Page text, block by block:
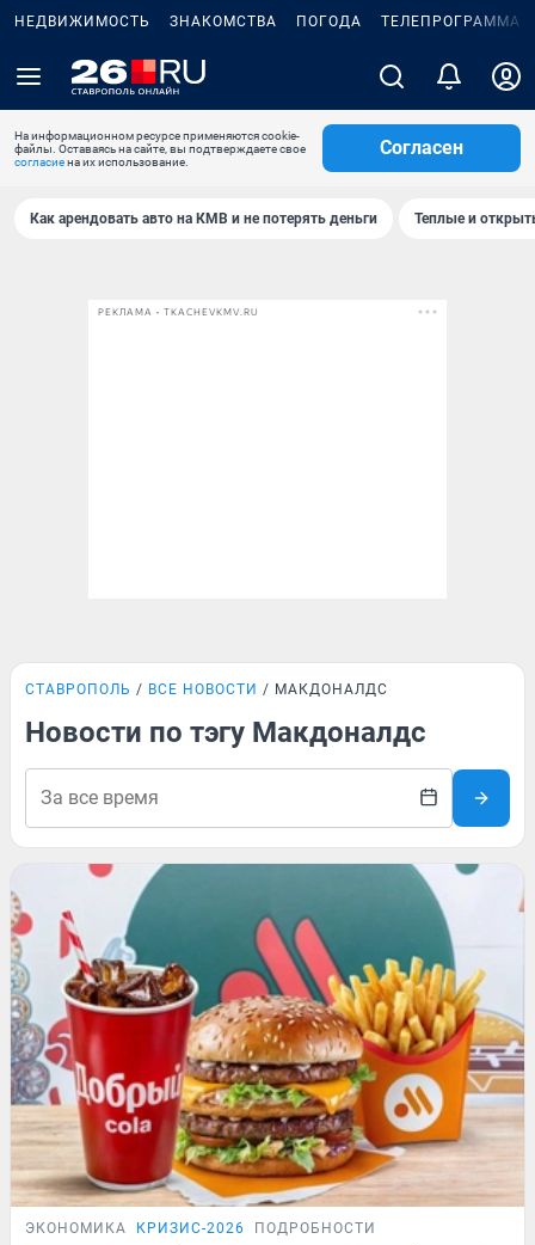
НЕДВИЖИМОСТЬ ЗНАКОМСТВА ПОГОДА ТЕЛЕПРОГРАММА
На информационном ресурсе применяются cookie-
файлы. Оставаясь на сайте, вы подтверждаете свое
согласиена их использование.
Согласен
Как арендовать авто на КМВ и не потерять деньги Теплые и
РЕКЛАМА • TKACHEVKMV.RU
СТАВРОПОЛЬ ВСЕ НОВОСТИ МАКДОНАЛДС
Новости по тэгу Макдоналдс
ЭКОНОМИКА КРИЗИС-2026 ПОДРОБНОСТИ